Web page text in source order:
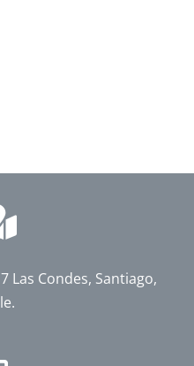
Las Condes, Santiago,